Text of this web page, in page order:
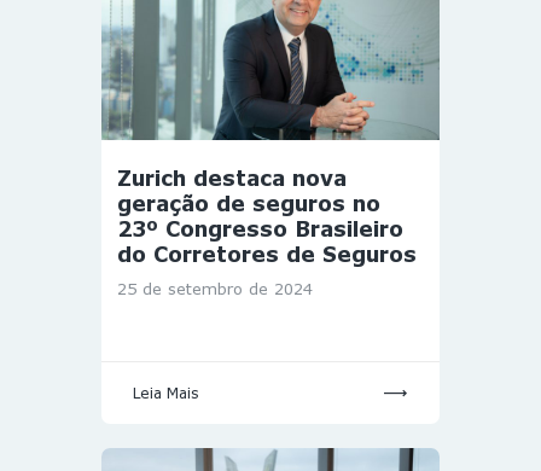
Zurich destaca nova
geração de seguros no
23º Congresso Brasileiro
do Corretores de Seguros
25 de setembro de 2024
Leia Mais